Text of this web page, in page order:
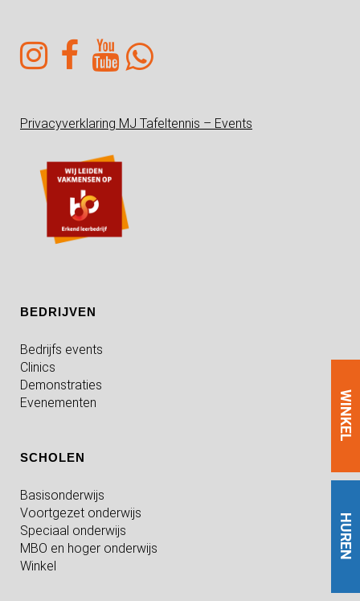
HUREN
WINKEL
Privacyverklaring MJ Tafeltennis – Events
BEDRIJVEN
Bedrijfs events
Clinics
Demonstraties
Evenementen
SCHOLEN
Basisonderwijs
Voortgezet onderwijs
Speciaal onderwijs
MBO en hoger onderwijs
Winkel